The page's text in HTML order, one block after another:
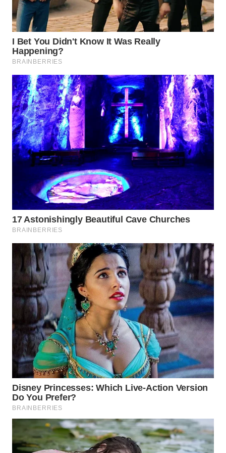
LABUANBAJO
WN
BORNEO
Wahana
Media
Group
WAHANA
NEWS
WAHANA
TANI
WAHANA
ADVOKAT
WAHANA
INFRASTRUKTUR
WAHANA
KONSUMEN
WAHANA
LISTRIK
WAHANA
TRAVEL
WAHANA
TV
WAHANANEWS
ID